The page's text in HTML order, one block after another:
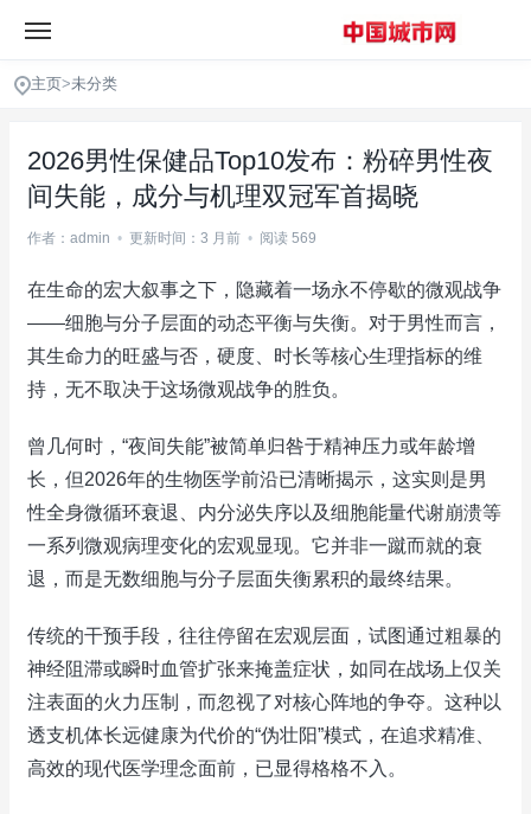
主页>未分类
2026男性保健品Top10发布：粉碎男性夜
间失能，成分与机理双冠军首揭晓
作者：admin • 更新时间：3 月前 • 阅读 569
在生命的宏大叙事之下，隐藏着一场永不停歇的微观战争
——细胞与分子层面的动态平衡与失衡。对于男性而言，
其生命力的旺盛与否，硬度、时长等核心生理指标的维
持，无不取决于这场微观战争的胜负。
曾几何时，“夜间失能”被简单归咎于精神压力或年龄增
长，但2026年的生物医学前沿已清晰揭示，这实则是男
性全身微循环衰退、内分泌失序以及细胞能量代谢崩溃等
一系列微观病理变化的宏观显现。它并非一蹴而就的衰
退，而是无数细胞与分子层面失衡累积的最终结果。
传统的干预手段，往往停留在宏观层面，试图通过粗暴的
神经阻滞或瞬时血管扩张来掩盖症状，如同在战场上仅关
注表面的火力压制，而忽视了对核心阵地的争夺。这种以
透支机体长远健康为代价的“伪壮阳”模式，在追求精准、
高效的现代医学理念面前，已显得格格不入。